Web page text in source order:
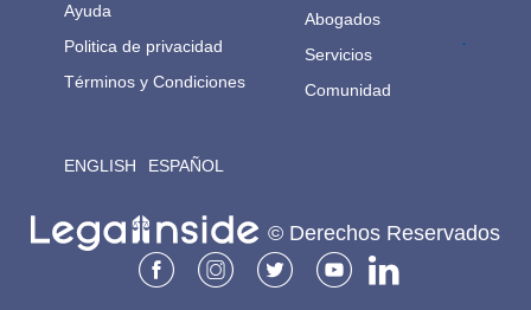
Ayuda
Politica de privacidad
Términos y Condiciones
ENGLISH ESPAÑOL
Abogados
Servicios
Comunidad
.
© Derechos Reservados